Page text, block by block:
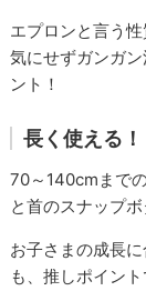
エプロンと言う
気にせずガンガ
ント！
長く使える！
70～140cmまで
と首のスナップ
お子さまの成長
も、推しポイント